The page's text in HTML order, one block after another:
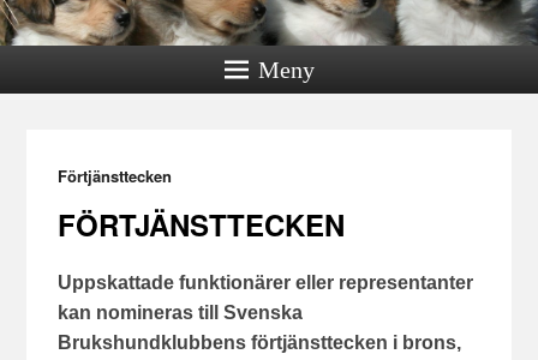
Meny
Förtjänsttecken
FÖRTJÄNSTTECKEN
Uppskattade funktionärer eller representanter
kan nomineras till Svenska
Brukshundklubbens förtjänsttecken i brons,